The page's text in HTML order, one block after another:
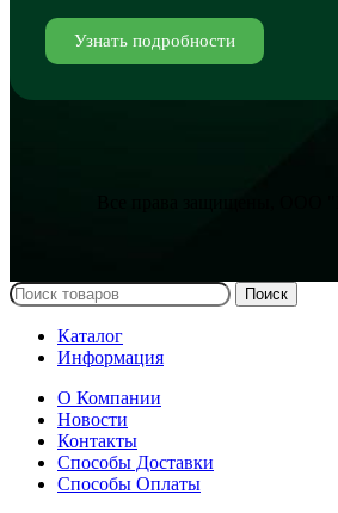
Узнать подробности
Поиск
Каталог
Информация
О Компании
Новости
Контакты
Способы Доставки
Способы Оплаты